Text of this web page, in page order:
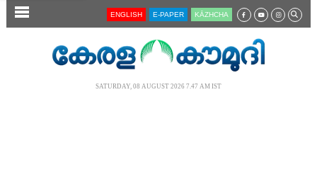
SECTIONS ENGLISH E-PAPER KĀZHCHA
SATURDAY, 08 AUGUST 2026 7.47 AM IST